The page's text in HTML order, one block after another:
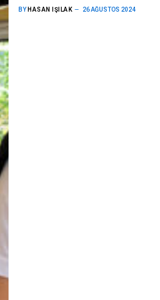
BY HASAN IŞILAK 26 AĞUSTOS 2024